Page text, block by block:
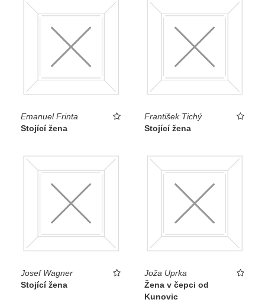
Emanuel Frinta
Stojící žena
František Tichý
Stojící žena
Josef Wagner
Stojící žena
Joža Uprka
Žena v čepci od
Kunovic